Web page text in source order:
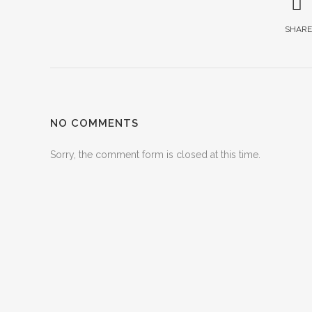
SHARE
NO COMMENTS
Sorry, the comment form is closed at this time.